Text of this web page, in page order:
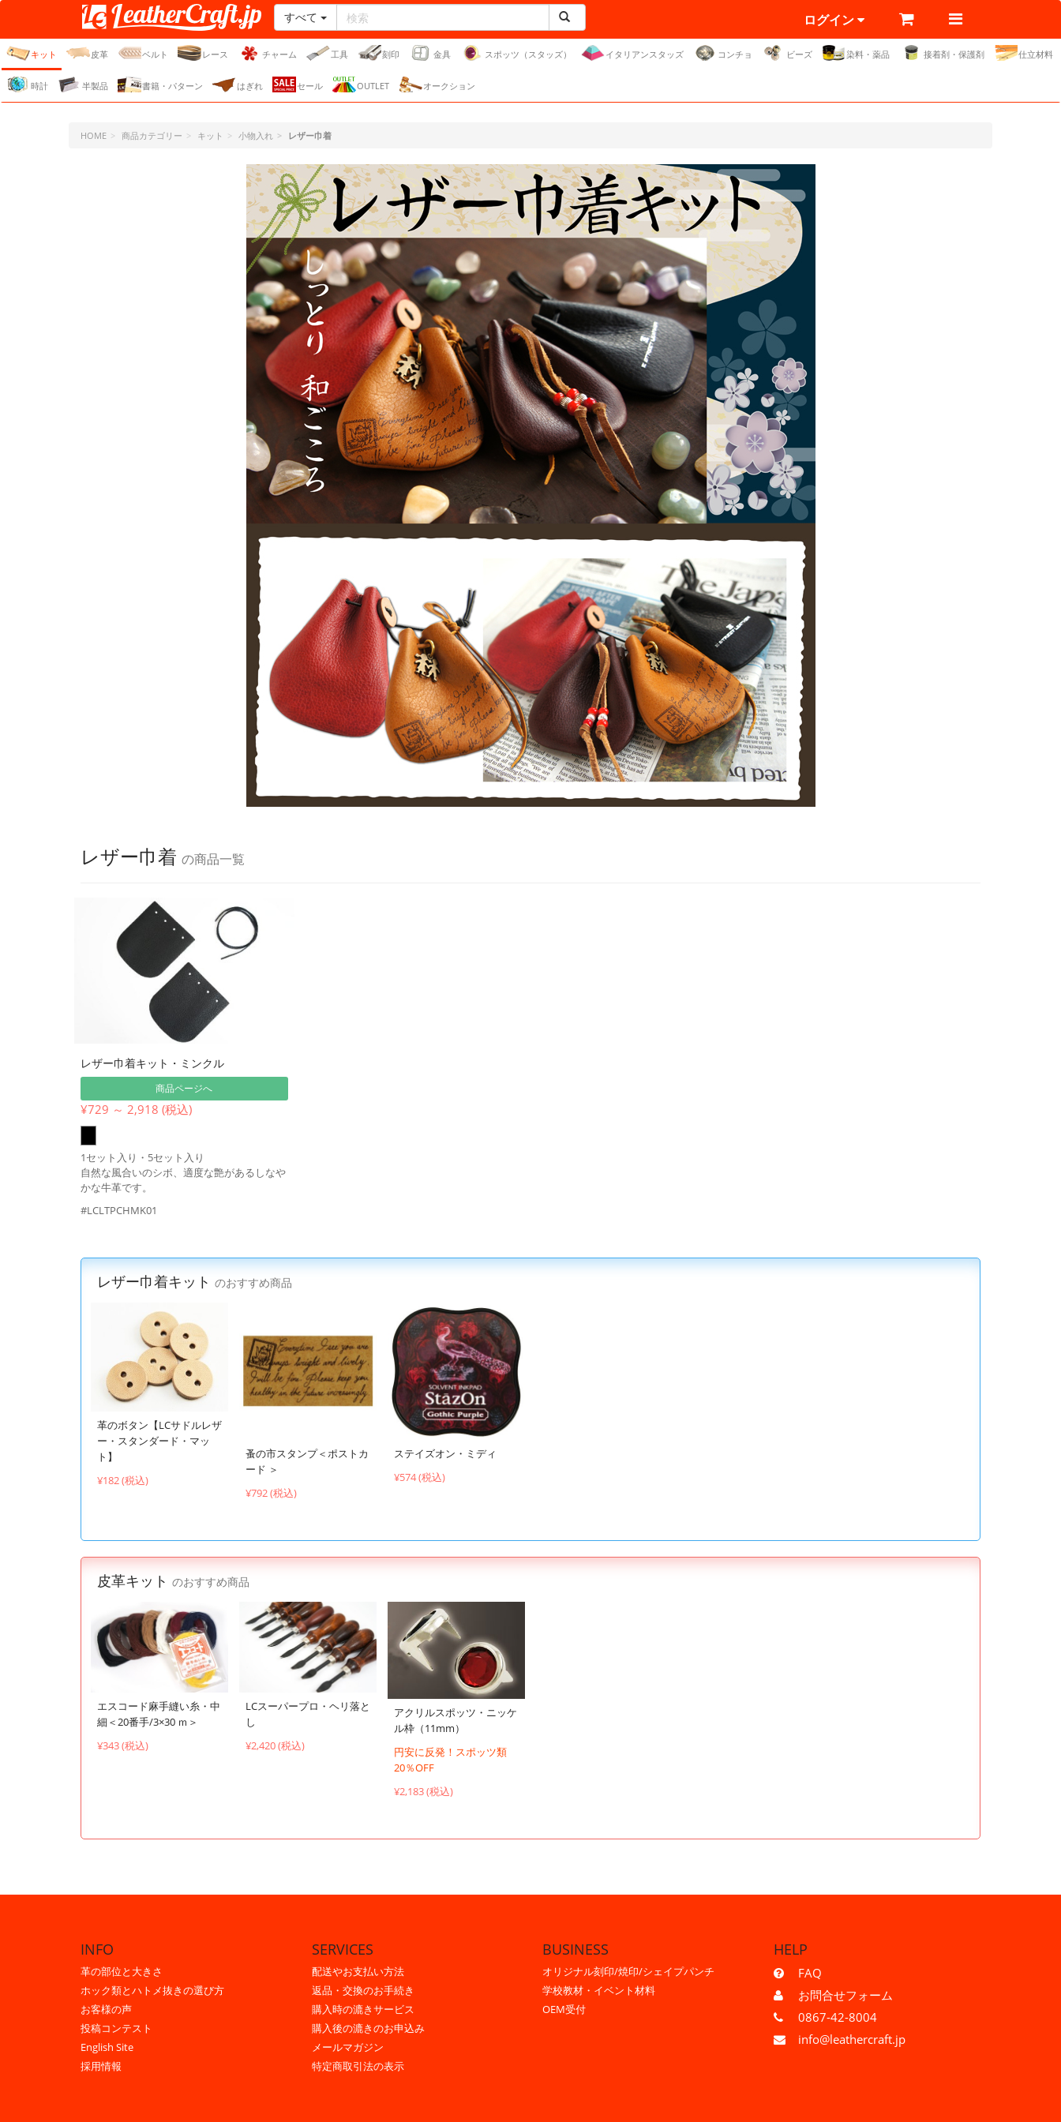
レザークラフト・ドット・
ジェーピー
すべて ログイン
キット 皮革 ベルト レース チャーム 工具 刻印 金具 スポッツ（スタッズ） イタリアンスタッズ コンチョ ビーズ 染料・薬品 接着剤・保護剤 仕立材料
時計 半製品 書籍・パターン はぎれ セール OUTLET オークション
HOME 商品カテゴリー キット 小物入れ レザー巾着
レザー巾着 の商品一覧
レザー巾着キット・ミンクル
商品ページへ
¥729 ～ 2,918 (税込)
1セット入り・5セット入り
自然な風合いのシボ、適度な艶があるしなや
かな牛革です。
#LCLTPCHMK01
レザー巾着キット のおすすめ商品
革のボタン【LCサドルレザ
ー・スタンダード・マッ
ト】
¥182 (税込)
蚤の市スタンプ＜ポストカ
ード ＞
¥792 (税込)
ステイズオン・ミディ
¥574 (税込)
皮革キット のおすすめ商品
エスコード麻手縫い糸・中
細＜20番手/3×30 ｍ＞
¥343 (税込)
LCスーパープロ・ヘリ落と
し
¥2,420 (税込)
アクリルスポッツ・ニッケ
ル枠（11mm）
円安に反発！スポッツ類
20％OFF
¥2,183 (税込)
INFO
革の部位と大きさ
ホック類とハトメ抜きの選び方
お客様の声
投稿コンテスト
English Site
採用情報
SERVICES
配送やお支払い方法
返品・交換のお手続き
購入時の漉きサービス
購入後の漉きのお申込み
メールマガジン
特定商取引法の表示
BUSINESS
オリジナル刻印/焼印/シェイプパンチ
学校教材・イベント材料
OEM受付
HELP
FAQ
お問合せフォーム
0867-42-8004
info@leathercraft.jp